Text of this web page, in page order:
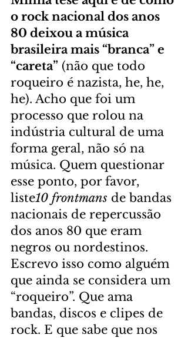
o rock nacional dos anos
80 deixou a música
brasileira mais “branca” e
“careta” (não que todo
roqueiro é nazista, he, he,
he). Acho que foi um
processo que rolou na
indústria cultural de uma
forma geral, não só na
música. Quem questionar
esse ponto, por favor,
liste10 frontmans de bandas
nacionais de repercussão
dos anos 80 que eram
negros ou nordestinos.
Escrevo isso como alguém
que ainda se considera um
“roqueiro”. Que ama
bandas, discos e clipes de
rock. E que sabe que nos